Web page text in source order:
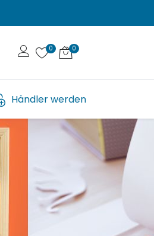
Händler werden